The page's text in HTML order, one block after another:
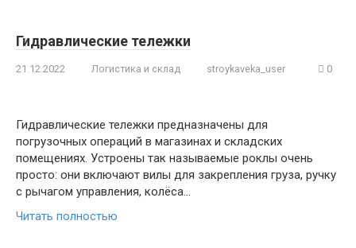
Гидравлические тележки
21.12.2022 Логистика и склад stroykaveka_user 0
Гидравлические тележки предназначены для
погрузочных операций в магазинах и складских
помещениях. Устроены так называемые роклы очень
просто: они включают вилы для закрепления груза, ручку
с рычагом управления, колёса…
Читать полностью